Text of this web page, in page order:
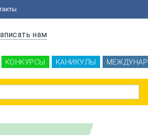
нам
КОНКУРСЫ КАНИКУЛЫ